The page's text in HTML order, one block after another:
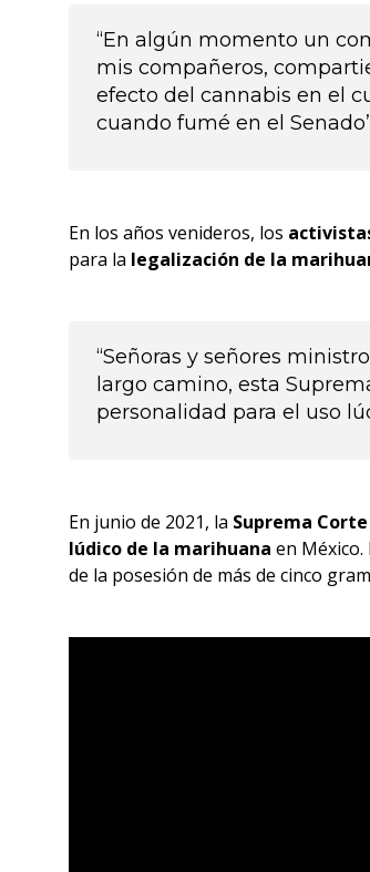
“En algún momento un
mis compañeros,
efecto del cannabis en el
cuando fumé en el
En los años venideros, los
para la legalización de la
“Señoras y señores
largo camino, esta
personalidad para el uso
En junio de 2021, la Suprema
lúdico de la marihuana en
de la posesión de más de cinco